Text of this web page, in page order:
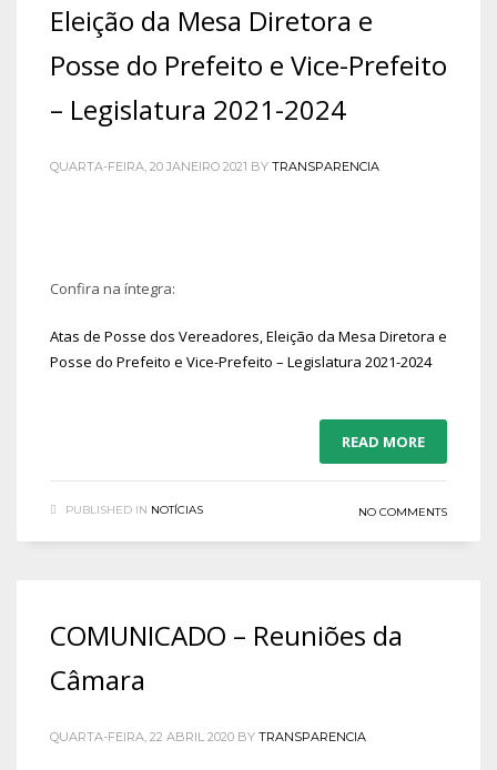
Eleição da Mesa Diretora e
Posse do Prefeito e Vice-Prefeito
– Legislatura 2021-2024
QUARTA-FEIRA, 20 JANEIRO 2021 BY TRANSPARENCIA
Confira na íntegra:
Atas de Posse dos Vereadores, Eleição da Mesa Diretora e
Posse do Prefeito e Vice-Prefeito – Legislatura 2021-2024
READ MORE
PUBLISHED IN NOTÍCIAS NO COMMENTS
COMUNICADO – Reuniões da
Câmara
QUARTA-FEIRA, 22 ABRIL 2020 BY TRANSPARENCIA